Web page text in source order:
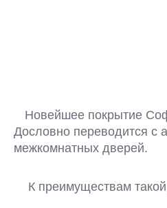
Новейшее покрытие
Дословно переводится с
межкомнатных дверей.
К преимуществам